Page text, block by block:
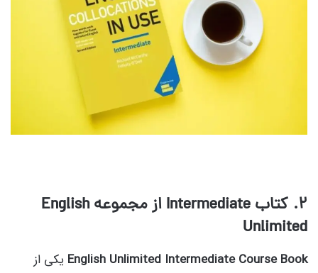
۲. کتاب Intermediate از مجموعه English
Unlimited
English Unlimited Intermediate Course Book یکی از